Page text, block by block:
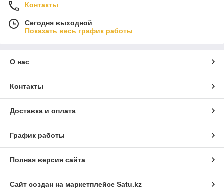
Контакты
Сегодня выходной
Показать весь график работы
О нас
Контакты
Доставка и оплата
График работы
Полная версия сайта
Сайт создан на маркетплейсе Satu.kz